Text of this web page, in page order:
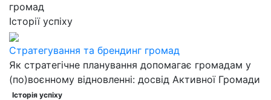
громад
Історії успіху
Стратегування та брендинг громад
Як стратегічне планування допомагає громадам у
(по)воєнному відновленні: досвід Активної Громади
Історія успіху